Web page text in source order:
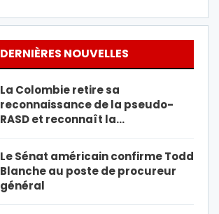
DERNIÈRES NOUVELLES
La Colombie retire sa
reconnaissance de la pseudo-
RASD et reconnaît la…
Le Sénat américain confirme Todd
Blanche au poste de procureur
général